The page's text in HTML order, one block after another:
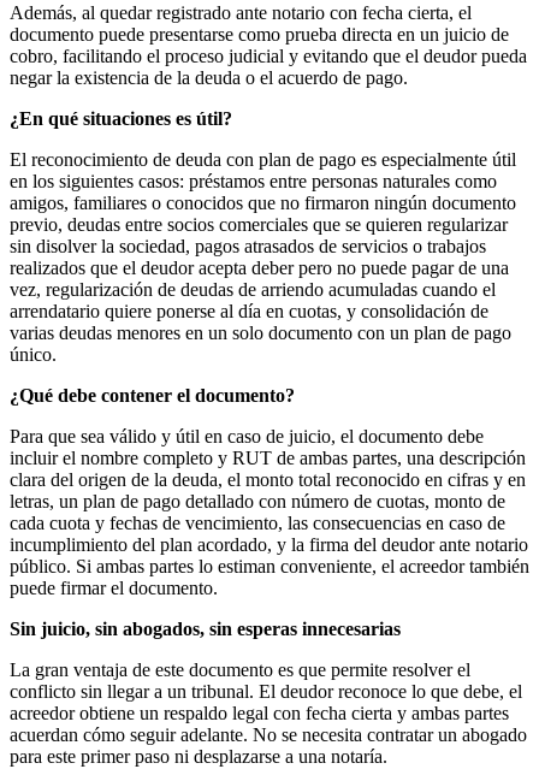
Además, al quedar registrado ante notario con fecha cierta, el
documento puede presentarse como prueba directa en un juicio de
cobro, facilitando el proceso judicial y evitando que el deudor pueda
negar la existencia de la deuda o el acuerdo de pago.
¿En qué situaciones es útil?
El reconocimiento de deuda con plan de pago es especialmente útil
en los siguientes casos: préstamos entre personas naturales como
amigos, familiares o conocidos que no firmaron ningún documento
previo, deudas entre socios comerciales que se quieren regularizar
sin disolver la sociedad, pagos atrasados de servicios o trabajos
realizados que el deudor acepta deber pero no puede pagar de una
vez, regularización de deudas de arriendo acumuladas cuando el
arrendatario quiere ponerse al día en cuotas, y consolidación de
varias deudas menores en un solo documento con un plan de pago
único.
¿Qué debe contener el documento?
Para que sea válido y útil en caso de juicio, el documento debe
incluir el nombre completo y RUT de ambas partes, una descripción
clara del origen de la deuda, el monto total reconocido en cifras y en
letras, un plan de pago detallado con número de cuotas, monto de
cada cuota y fechas de vencimiento, las consecuencias en caso de
incumplimiento del plan acordado, y la firma del deudor ante notario
público. Si ambas partes lo estiman conveniente, el acreedor también
puede firmar el documento.
Sin juicio, sin abogados, sin esperas innecesarias
La gran ventaja de este documento es que permite resolver el
conflicto sin llegar a un tribunal. El deudor reconoce lo que debe, el
acreedor obtiene un respaldo legal con fecha cierta y ambas partes
acuerdan cómo seguir adelante. No se necesita contratar un abogado
para este primer paso ni desplazarse a una notaría.